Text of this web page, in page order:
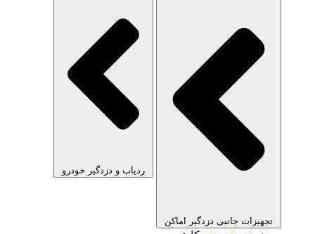
تجهیزات جانبی دزدگیر اماکن
ردیاب و دزدگیر خودرو